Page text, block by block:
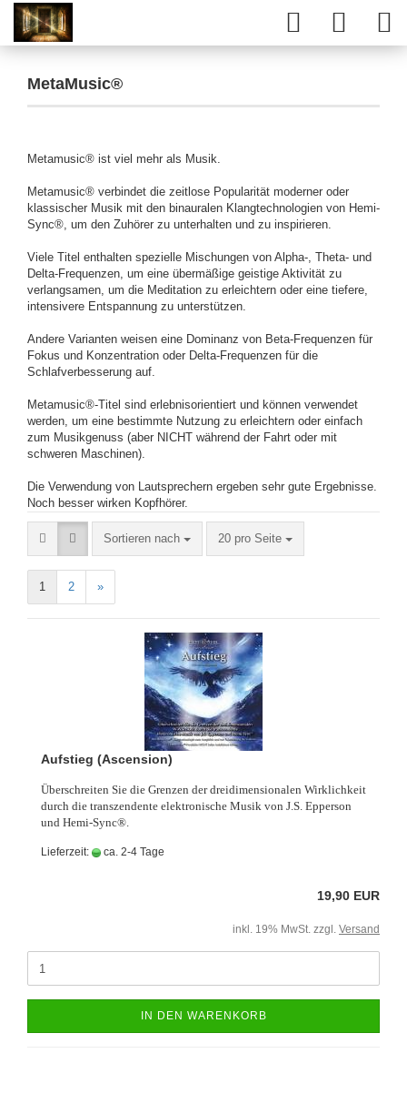
MetaMusic®
Metamusic® ist viel mehr als Musik.
Metamusic® verbindet die zeitlose Popularität moderner oder
klassischer Musik mit den binauralen Klangtechnologien von Hemi-
Sync®, um den Zuhörer zu unterhalten und zu inspirieren.
Viele Titel enthalten spezielle Mischungen von Alpha-, Theta- und
Delta-Frequenzen, um eine übermäßige geistige Aktivität zu
verlangsamen, um die Meditation zu erleichtern oder eine tiefere,
intensivere Entspannung zu unterstützen.
Andere Varianten weisen eine Dominanz von Beta-Frequenzen für
Fokus und Konzentration oder Delta-Frequenzen für die
Schlafverbesserung auf.
Metamusic®-Titel sind erlebnisorientiert und können verwendet
werden, um eine bestimmte Nutzung zu erleichtern oder einfach
zum Musikgenuss (aber NICHT während der Fahrt oder mit
schweren Maschinen).
Die Verwendung von Lautsprechern ergeben sehr gute Ergebnisse.
​Noch besser wirken Kopfhörer.
Sortieren nach 20 pro Seite
1 2 »
Aufstieg (Ascension)
Überschreiten Sie die Grenzen der dreidimensionalen Wirklichkeit
durch die transzendente elektronische Musik von J.S. Epperson
und Hemi-Sync®.
Lieferzeit: ca. 2-4 Tage
19,90 EUR
inkl. 19% MwSt. zzgl. Versand
IN DEN WARENKORB